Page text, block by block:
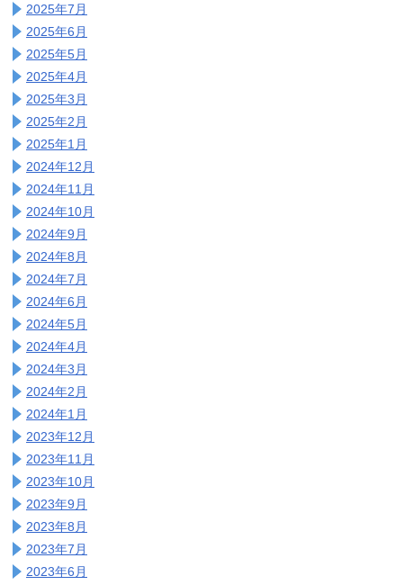
2025年7月
2025年6月
2025年5月
2025年4月
2025年3月
2025年2月
2025年1月
2024年12月
2024年11月
2024年10月
2024年9月
2024年8月
2024年7月
2024年6月
2024年5月
2024年4月
2024年3月
2024年2月
2024年1月
2023年12月
2023年11月
2023年10月
2023年9月
2023年8月
2023年7月
2023年6月